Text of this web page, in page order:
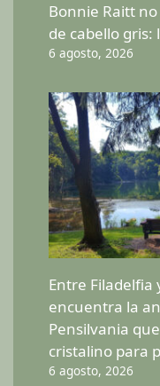
Bonnie Raitt
de cabello gris:
6 agosto, 2026
Entre Filadelfia
encuentra la
Pensilvania
cristalino para
6 agosto, 2026